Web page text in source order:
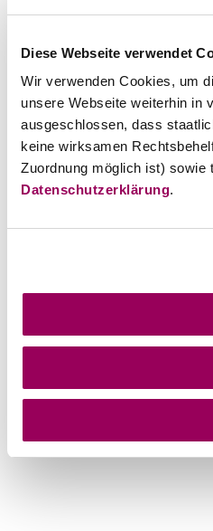
Diese Webseite verwendet
Wir verwenden Cookies, um
unsere Webseite weiterhin in
ausgeschlossen, dass
keine wirksamen
Zuordnung möglich ist) sowie
Datenschutzerklärung.